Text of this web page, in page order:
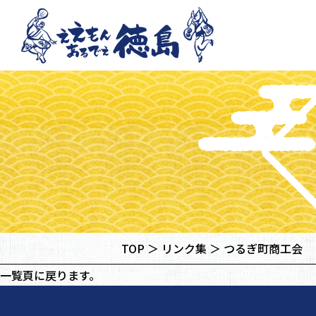
TOP リンク集
つるぎ町商工会
一覧頁に戻ります。